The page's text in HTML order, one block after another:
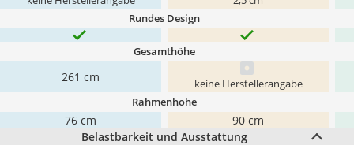
Rundes Design
Gesamthöhe
261 cm keine Herstellerangabe
Rahmenhöhe
76 cm
90 cm
Belastbarkeit und Ausstattung